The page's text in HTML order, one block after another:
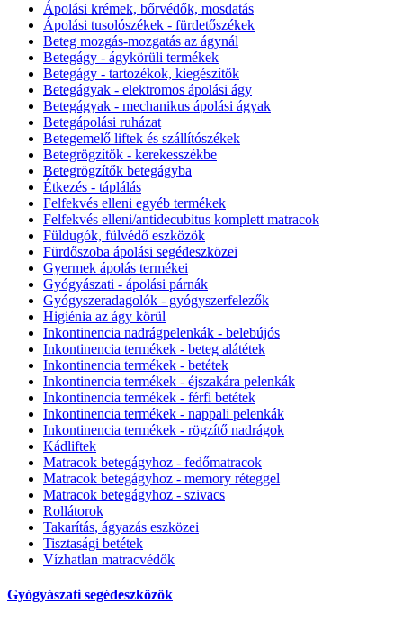
Ápolási krémek, bőrvédők, mosdatás
Ápolási tusolószékek - fürdetőszékek
Beteg mozgás-mozgatás az ágynál
Betegágy - ágykörüli termékek
Betegágy - tartozékok, kiegészítők
Betegágyak - elektromos ápolási ágy
Betegágyak - mechanikus ápolási ágyak
Betegápolási ruházat
Betegemelő liftek és szállítószékek
Betegrögzítők - kerekesszékbe
Betegrögzítők betegágyba
Étkezés - táplálás
Felfekvés elleni egyéb termékek
Felfekvés elleni/antidecubitus komplett matracok
Füldugók, fülvédő eszközök
Fürdőszoba ápolási segédeszközei
Gyermek ápolás termékei
Gyógyászati - ápolási párnák
Gyógyszeradagolók - gyógyszerfelezők
Higiénia az ágy körül
Inkontinencia nadrágpelenkák - belebújós
Inkontinencia termékek - beteg alátétek
Inkontinencia termékek - betétek
Inkontinencia termékek - éjszakára pelenkák
Inkontinencia termékek - férfi betétek
Inkontinencia termékek - nappali pelenkák
Inkontinencia termékek - rögzítő nadrágok
Kádliftek
Matracok betegágyhoz - fedőmatracok
Matracok betegágyhoz - memory réteggel
Matracok betegágyhoz - szivacs
Rollátorok
Takarítás, ágyazás eszközei
Tisztasági betétek
Vízhatlan matracvédők
Gyógyászati segédeszközök